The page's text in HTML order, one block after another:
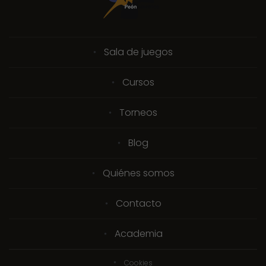
Sala de juegos
Cursos
Torneos
Blog
Quiénes somos
Contacto
Academia
Cookies